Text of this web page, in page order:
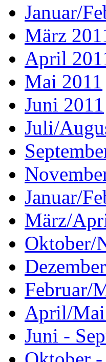
Januar/
März
April
Mai 2011
Juni 2011
Juli/
Januar/
März/
Oktober/
Februar/
April/
Juni -